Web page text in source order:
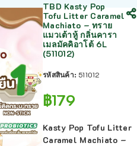
TBD Kasty Pop
Tofu Litter Caramel
Machiato – ทราย
แมวเต้าหู้ กลิ่นคารา
เมลมัคคิอาโต้ 6L
(511012)
รหัสสินค้า: 511012
฿179
Kasty Pop Tofu Litter
Caramel Machiato –